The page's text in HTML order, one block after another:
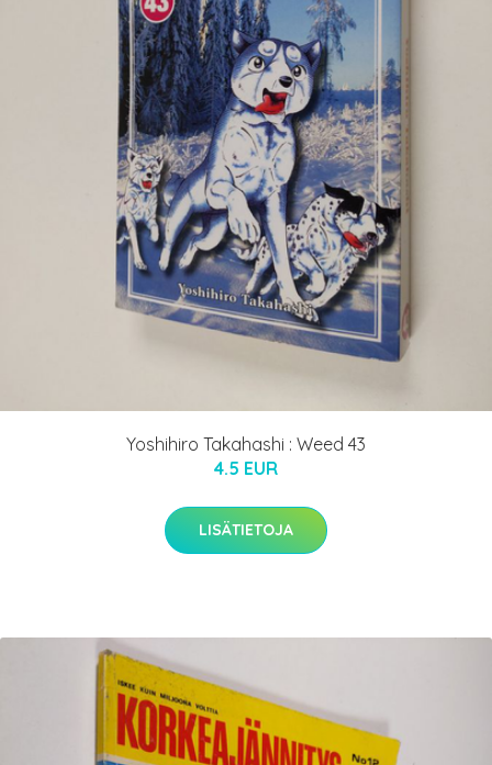
Yoshihiro Takahashi : Weed 43
4.5 EUR
LISÄTIETOJA